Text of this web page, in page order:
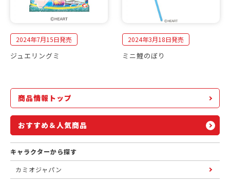
2024年7月15日発売
ジュエリングミ
2024年3月18日発売
ミニ鯉のぼり
商品情報トップ
おすすめ＆人気商品
キャラクターから探す
カミオジャパン